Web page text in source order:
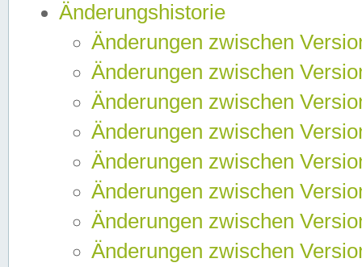
Änderungshistorie
Änderungen zwischen
Änderungen zwischen
Änderungen zwischen
Änderungen zwischen
Änderungen zwischen
Änderungen zwischen
Änderungen zwischen
Änderungen zwischen